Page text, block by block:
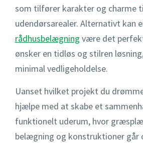
som tilfører karakter og charme
udendørsarealer. Alternativt kan
rådhusbelægning være det
ønsker en tidløs og stilren
minimal vedligeholdelse.
Uanset hvilket projekt du
hjælpe med at skabe et
funktionelt uderum, hvor
belægning og konstruktioner går